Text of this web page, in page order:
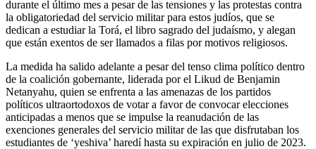
durante el último mes a pesar de las tensiones y las protestas contra
la obligatoriedad del servicio militar para estos judíos, que se
dedican a estudiar la Torá, el libro sagrado del judaísmo, y alegan
que están exentos de ser llamados a filas por motivos religiosos.
La medida ha salido adelante a pesar del tenso clima político dentro
de la coalición gobernante, liderada por el Likud de Benjamin
Netanyahu, quien se enfrenta a las amenazas de los partidos
políticos ultraortodoxos de votar a favor de convocar elecciones
anticipadas a menos que se impulse la reanudación de las
exenciones generales del servicio militar de las que disfrutaban los
estudiantes de ‘yeshiva’ haredí hasta su expiración en julio de 2023.